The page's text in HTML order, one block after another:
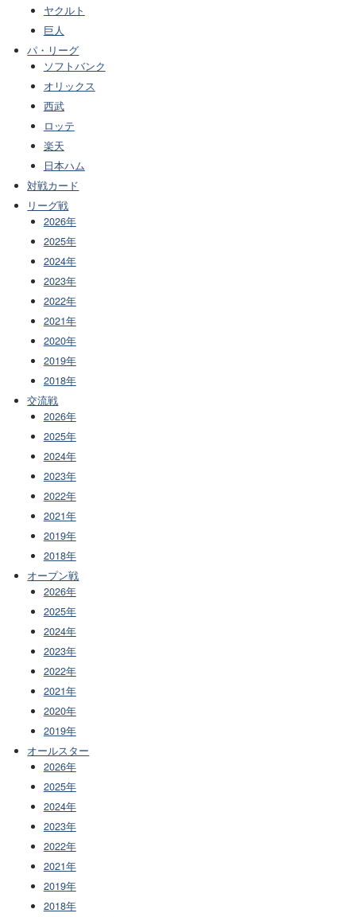
ヤクルト
巨人
パ・リーグ
ソフトバンク
オリックス
西武
ロッテ
楽天
日本ハム
対戦カード
リーグ戦
2026年
2025年
2024年
2023年
2022年
2021年
2020年
2019年
2018年
交流戦
2026年
2025年
2024年
2023年
2022年
2021年
2019年
2018年
オープン戦
2026年
2025年
2024年
2023年
2022年
2021年
2020年
2019年
オールスター
2026年
2025年
2024年
2023年
2022年
2021年
2019年
2018年